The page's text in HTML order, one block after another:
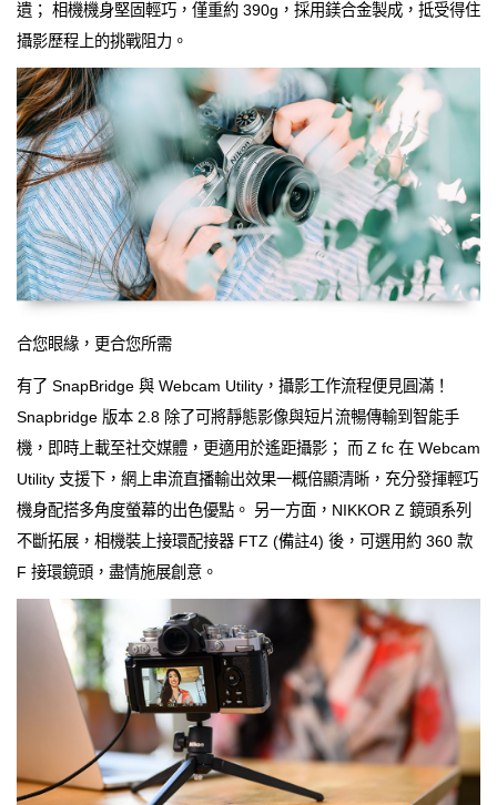
遺； 相機機身堅固輕巧，僅重約 390g，採用鎂合金製成，抵受得住
攝影歷程上的挑戰阻力。
合您眼緣，更合您所需
有了 SnapBridge 與 Webcam Utility，攝影工作流程便見圓滿！
Snapbridge 版本 2.8 除了可將靜態影像與短片流暢傳輸到智能手
機，即時上載至社交媒體，更適用於遙距攝影； 而 Z fc 在 Webcam
Utility 支援下，網上串流直播輸出效果一概倍顯清晰，充分發揮輕巧
機身配搭多角度螢幕的出色優點。 另一方面，NIKKOR Z 鏡頭系列
不斷拓展，相機裝上接環配接器 FTZ (備註4) 後，可選用約 360 款
F 接環鏡頭，盡情施展創意。